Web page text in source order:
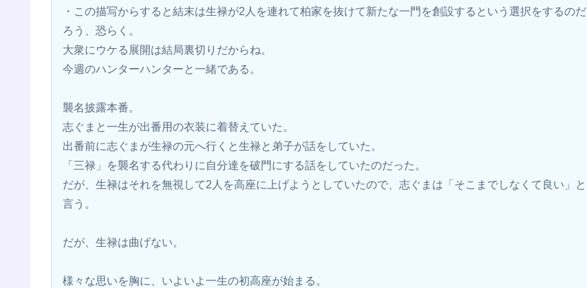
・この描写からすると結末は生禄が2人を連れて柏家を抜けて新たな一門を創設するという選択をするのだ
ろう、恐らく。
大衆にウケる展開は結局裏切りだからね。
今週のハンターハンターと一緒である。
襲名披露本番。
志ぐまと一生が出番用の衣装に着替えていた。
出番前に志ぐまが生禄の元へ行くと生禄と弟子が話をしていた。
「三禄」を襲名する代わりに自分達を破門にする話をしていたのだった。
だが、生禄はそれを無視して2人を高座に上げようとしていたので、志ぐまは「そこまでしなくて良い」と
言う。
だが、生禄は曲げない。
様々な思いを胸に、いよいよ一生の初高座が始まる。